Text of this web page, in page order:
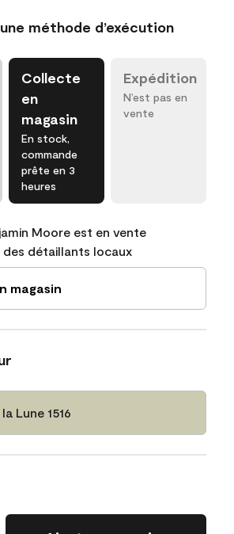
méthode d’exécution
Collecte
en
magasin
En stock,
commande
prête en 3
heures
Expédition
N’est pas en
vente
Moore est en vente
des détaillants locaux
magasin
Lune 1516